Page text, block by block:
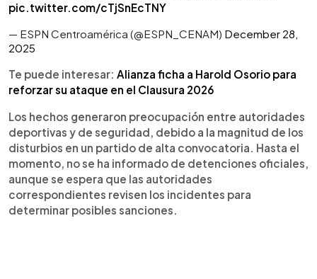
pic.twitter.com/cTjSnEcTNY
— ESPN Centroamérica (@ESPN_CENAM) December 28,
2025
Te puede interesar: Alianza ficha a Harold Osorio para
reforzar su ataque en el Clausura 2026
Los hechos generaron preocupación entre autoridades
deportivas y de seguridad, debido a la magnitud de los
disturbios en un partido de alta convocatoria. Hasta el
momento, no se ha informado de detenciones oficiales,
aunque se espera que las autoridades
correspondientes revisen los incidentes para
determinar posibles sanciones.